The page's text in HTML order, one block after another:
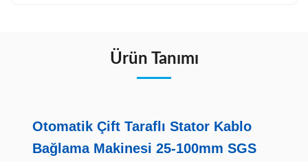
Ürün Tanımı
Otomatik Çift Taraflı Stator Kablo
Bağlama Makinesi 25-100mm SGS